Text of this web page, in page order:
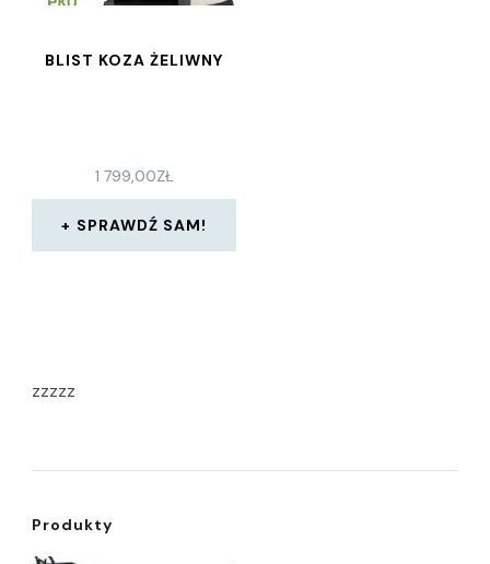
BLIST KOZA ŻELIWNY
1 799,00ZŁ
SPRAWDŹ SAM!
zzzzz
Produkty